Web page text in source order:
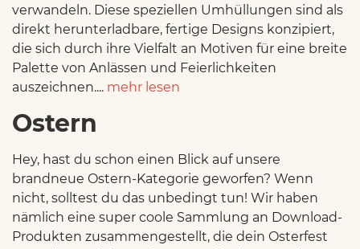
verwandeln. Diese speziellen Umhüllungen sind als
direkt herunterladbare, fertige Designs konzipiert,
die sich durch ihre Vielfalt an Motiven für eine breite
Palette von Anlässen und Feierlichkeiten
auszeichnen.... mehr lesen
Ostern
Hey, hast du schon einen Blick auf unsere
brandneue Ostern-Kategorie geworfen? Wenn
nicht, solltest du das unbedingt tun! Wir haben
nämlich eine super coole Sammlung an Download-
Produkten zusammengestellt, die dein Osterfest